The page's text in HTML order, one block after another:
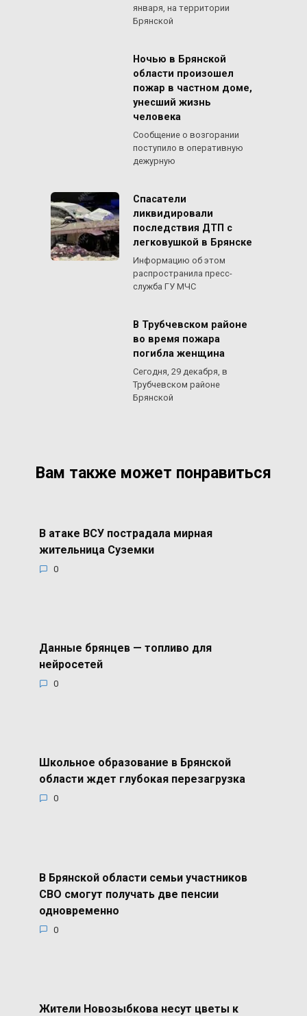
января, на территории
Брянской
Ночью в Брянской
области произошел
пожар в частном доме,
унесший жизнь
человека
Сообщение о возгорании
поступило в оперативную
дежурную
Спасатели
ликвидировали
последствия ДТП с
легковушкой в Брянске
Информацию об этом
распространила пресс-
служба ГУ МЧС
В Трубчевском районе
во время пожара
погибла женщина
Сегодня, 29 декабря, в
Трубчевском районе
Брянской
Вам также может понравиться
В атаке ВСУ пострадала мирная
жительница Суземки
0
Данные брянцев — топливо для
нейросетей
0
Школьное образование в Брянской
области ждет глубокая перезагрузка
0
В Брянской области семьи участников
СВО смогут получать две пенсии
одновременно
0
Жители Новозыбкова несут цветы к